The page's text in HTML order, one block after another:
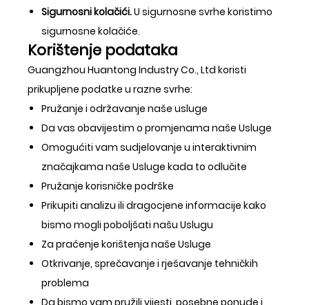
Sigurnosni kolačići.U sigurnosne svrhe koristimo
sigurnosne kolačiće.
Korištenje podataka
Guangzhou Huantong Industry Co., Ltd koristi
prikupljene podatke u razne svrhe:
Pružanje i održavanje naše usluge
Da vas obavijestim o promjenama naše Usluge
Omogućiti vam sudjelovanje u interaktivnim
značajkama naše Usluge kada to odlučite
Pružanje korisničke podrške
Prikupiti analizu ili dragocjene informacije kako
bismo mogli poboljšati našu Uslugu
Za praćenje korištenja naše Usluge
Otkrivanje, sprečavanje i rješavanje tehničkih
problema
Da bismo vam pružili vijesti, posebne ponude i